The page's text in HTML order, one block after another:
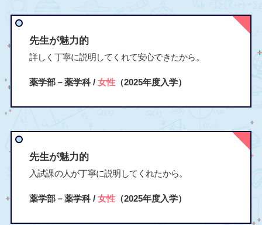
先生が魅力的
詳しく丁寧に説明してくれて安心できたから。
薬学部－薬学科 / 女性（2025年度入学）
先生が魅力的
入試課の人が丁寧に説明してくれたから。
薬学部－薬学科 / 女性（2025年度入学）